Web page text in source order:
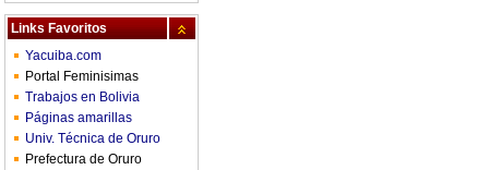
Links Favoritos
Yacuiba.com
Portal Feminisimas
Trabajos en Bolivia
Páginas amarillas
Univ. Técnica de Oruro
Prefectura de Oruro